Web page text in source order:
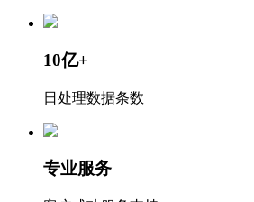
10亿+
日处理数据条数
专业服务